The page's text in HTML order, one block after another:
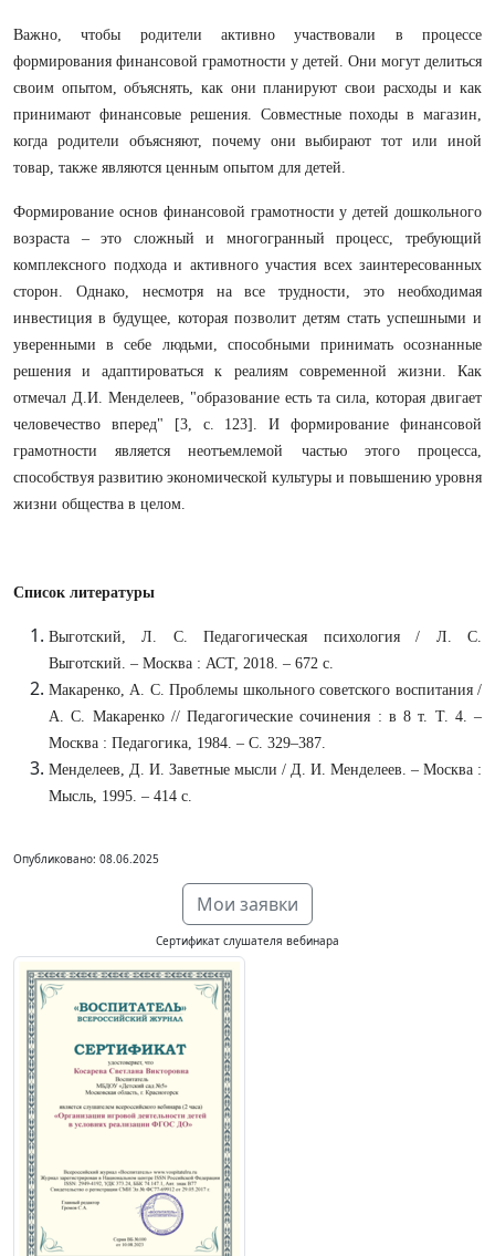
Важно, чтобы родители активно участвовали в процессе
формирования финансовой грамотности у детей. Они могут делиться
своим опытом, объяснять, как они планируют свои расходы и как
принимают финансовые решения. Совместные походы в магазин,
когда родители объясняют, почему они выбирают тот или иной
товар, также являются ценным опытом для детей.
Формирование основ финансовой грамотности у детей дошкольного
возраста – это сложный и многогранный процесс, требующий
комплексного подхода и активного участия всех заинтересованных
сторон. Однако, несмотря на все трудности, это необходимая
инвестиция в будущее, которая позволит детям стать успешными и
уверенными в себе людьми, способными принимать осознанные
решения и адаптироваться к реалиям современной жизни. Как
отмечал Д.И. Менделеев, "образование есть та сила, которая двигает
человечество вперед" [3, с. 123]. И формирование финансовой
грамотности является неотъемлемой частью этого процесса,
способствуя развитию экономической культуры и повышению уровня
жизни общества в целом.
Список литературы
Выготский, Л. С. Педагогическая психология / Л. С.
Выготский. – Москва : АСТ, 2018. – 672 с.
Макаренко, А. С. Проблемы школьного советского воспитания /
А. С. Макаренко // Педагогические сочинения : в 8 т. Т. 4. –
Москва : Педагогика, 1984. – С. 329–387.
Менделеев, Д. И. Заветные мысли / Д. И. Менделеев. – Москва :
Мысль, 1995. – 414 с.
Опубликовано: 08.06.2025
Мои заявки
Сертификат слушателя вебинара